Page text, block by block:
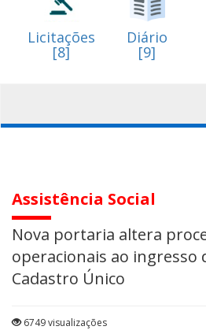
Licitações
[8]
Diário
[9]
Assistência Social
Nova portaria altera
operacionais ao ingresso
Cadastro Único
6749 visualizações